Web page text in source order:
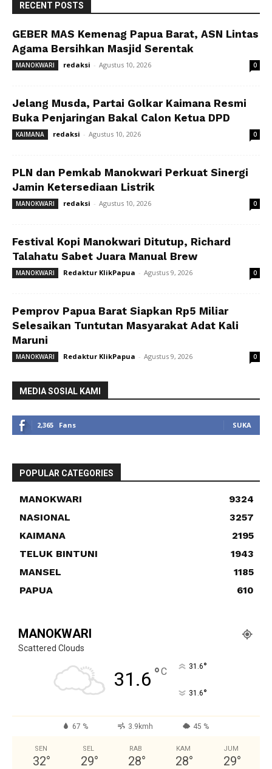
RECENT POSTS
GEBER MAS Kemenag Papua Barat, ASN Lintas
Agama Bersihkan Masjid Serentak
MANOKWARI redaksi - Agustus 10, 2026 0
Jelang Musda, Partai Golkar Kaimana Resmi
Buka Penjaringan Bakal Calon Ketua DPD
KAIMANA redaksi - Agustus 10, 2026 0
PLN dan Pemkab Manokwari Perkuat Sinergi
Jamin Ketersediaan Listrik
MANOKWARI redaksi - Agustus 10, 2026 0
Festival Kopi Manokwari Ditutup, Richard
Talahatu Sabet Juara Manual Brew
MANOKWARI Redaktur KlikPapua - Agustus 9, 2026 0
Pemprov Papua Barat Siapkan Rp5 Miliar
Selesaikan Tuntutan Masyarakat Adat Kali
Maruni
MANOKWARI Redaktur KlikPapua - Agustus 9, 2026 0
MEDIA SOSIAL KAMI
2,365 Fans SUKA
POPULAR CATEGORIES
MANOKWARI
9324
NASIONAL
3257
KAIMANA
2195
TELUK BINTUNI
1943
MANSEL
1185
PAPUA
610
MANOKWARI
Scattered Clouds
31.6 °C 31.6°
31.6°
67 % 3.9kmh 45 %
SEN
32°
SEL
29°
RAB
28°
KAM
28°
JUM
29°